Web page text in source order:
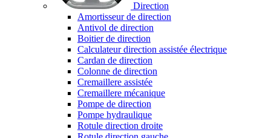
Direction
Amortisseur de direction
Antivol de direction
Boitier de direction
Calculateur direction assistée électrique
Cardan de direction
Colonne de direction
Cremaillere assistée
Cremaillere mécanique
Pompe de direction
Pompe hydraulique
Rotule direction droite